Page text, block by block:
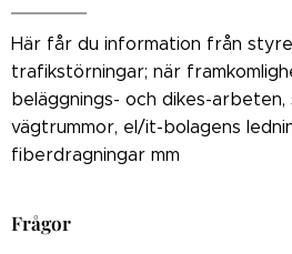
Här får du information från
trafikstörningar; när
beläggnings- och dikes-
vägtrummor, el/it-bolagens
fiberdragningar mm
Frågor